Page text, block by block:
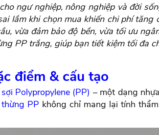
ngư nghiệp, nông nghiệp và đời
lầm khi chọn mua khiến chi phí
vừa đảm bảo độ bền, vừa tối ưu
PP trắng, giúp bạn tiết kiệm tối đa
điểm & cấu tạo
sợi Polypropylene (PP) – một dạng
PP không chỉ mang lại tính